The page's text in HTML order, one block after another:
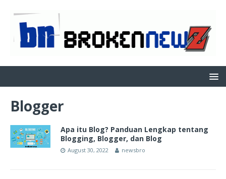
Blogger
Apa itu Blog? Panduan Lengkap tentang
Blogging, Blogger, dan Blog
August 30, 2022 newsbro